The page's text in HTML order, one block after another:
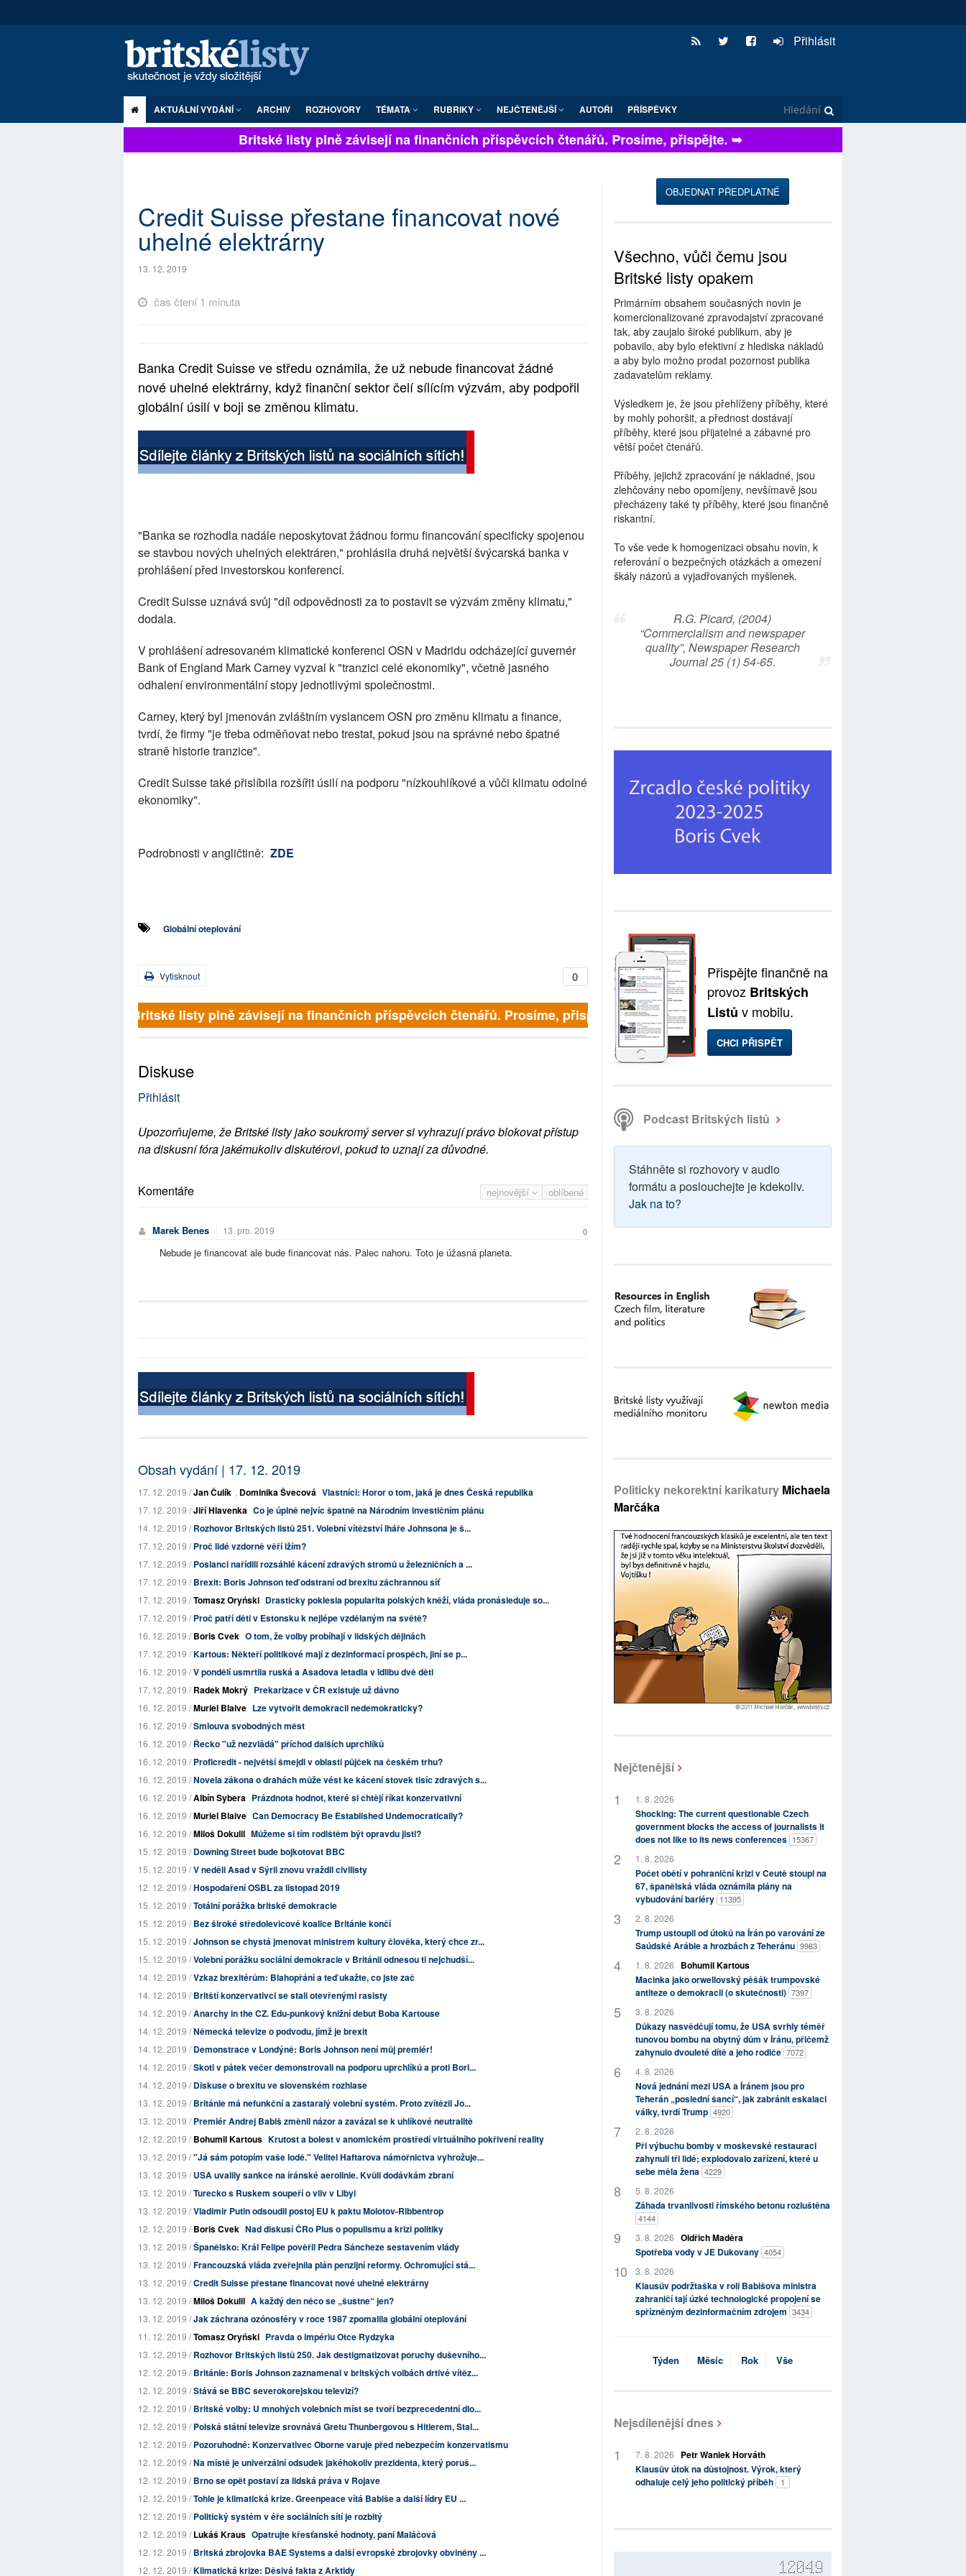
Přihlásit
AKTUÁLNÍ VYDÁNÍ ARCHIV ROZHOVORY TÉMATA RUBRIKY NEJČTENĚJŠÍ AUTOŘI PŘÍSPĚVKY
Britské listy plně závisejí na finančních příspěvcích čtenářů. Prosíme, přispějte. ➥
Credit Suisse přestane financovat nové
uhelné elektrárny
13. 12. 2019
čas čtení 1 minuta
Banka Credit Suisse ve středu oznámila, že už nebude financovat žádné
nové uhelné elektrárny, když finanční sektor čelí sílícím výzvám, aby podpořil
globální úsilí v boji se změnou klimatu.
"Banka se rozhodla nadále neposkytovat žádnou formu financování specificky spojenou
se stavbou nových uhelných elektráren," prohlásila druhá největší švýcarská banka v
prohlášení před investorskou konferencí.
Credit Suisse uznává svůj "díl odpovědnosti za to postavit se výzvám změny klimatu,"
dodala.
V prohlášení adresovaném klimatické konferenci OSN v Madridu odcházející guvernér
Bank of England Mark Carney vyzval k "tranzici celé ekonomiky", včetně jasného
odhalení environmentální stopy jednotlivými společnostmi.
Carney, který byl jmenován zvláštním vyslancem OSN pro změnu klimatu a finance,
tvrdí, že firmy "je třeba odměňovat nebo trestat, pokud jsou na správné nebo špatné
straně historie tranzice".
Credit Suisse také přislíbila rozšířit úsilí na podporu "nízkouhlíkové a vůči klimatu odolné
ekonomiky".
Podrobnosti v angličtině: ZDE
Globální oteplování
0
Vytisknout
Britské listy plně závisejí na finančních příspěvcích čtenářů. Prosíme, přispějte. ➥
Diskuse
Přihlásit
Upozorňujeme, že Britské listy jako soukromý server si vyhrazují právo blokovat přístup
na diskusní fóra jakémukoliv diskutérovi, pokud to uznají za důvodné.
nejnovější oblíbené
Komentáře
Marek Benes 13. pro. 2019 0
Nebude je financovat ale bude financovat nás. Palec nahoru. Toto je úžasná planeta.
Obsah vydání | 17. 12. 2019
17. 12. 2019 /Jan Čulík , Dominika Švecová Vlastníci: Horor o tom, jaká je dnes Česká republika
17. 12. 2019 /Jiří Hlavenka Co je úplně nejvíc špatně na Národním investičním plánu
14. 12. 2019 /Rozhovor Britských listů 251. Volební vítězství lháře Johnsona je š...
17. 12. 2019 /Proč lidé vzdorně věří lžím?
17. 12. 2019 /Poslanci nařídili rozsáhlé kácení zdravých stromů u železničních a ...
17. 12. 2019 /Brexit: Boris Johnson teď odstraní od brexitu záchrannou síť
17. 12. 2019 /Tomasz Oryński Drasticky poklesla popularita polských kněží, vláda pronásleduje so...
17. 12. 2019 /Proč patří děti v Estonsku k nejlépe vzdělaným na světě?
16. 12. 2019 /Boris Cvek O tom, že volby probíhají v lidských dějinách
17. 12. 2019 /Kartous: Někteří politikové mají z dezinformací prospěch, jiní se p...
16. 12. 2019 /V pondělí usmrtila ruská a Asadova letadla v Idlibu dvě děti
17. 12. 2019 /Radek Mokrý Prekarizace v ČR existuje už dávno
16. 12. 2019 /Muriel Blaive Lze vytvořit demokracii nedemokraticky?
16. 12. 2019 /Smlouva svobodných měst
16. 12. 2019 /Řecko "už nezvládá" příchod dalších uprchlíků
16. 12. 2019 /Proficredit - největší šmejdi v oblasti půjček na českém trhu?
16. 12. 2019 /Novela zákona o drahách může vést ke kácení stovek tisíc zdravých s...
16. 12. 2019 /Albín Sybera Prázdnota hodnot, které si chtějí říkat konzervativní
16. 12. 2019 /Muriel Blaive Can Democracy Be Established Undemocratically?
16. 12. 2019 /Miloš Dokulil Můžeme si tím rodištěm být opravdu jisti?
15. 12. 2019 /Downing Street bude bojkotovat BBC
15. 12. 2019 /V neděli Asad v Sýrii znovu vraždil civilisty
12. 12. 2019 /Hospodaření OSBL za listopad 2019
15. 12. 2019 /Totální porážka britské demokracie
15. 12. 2019 /Bez široké středolevicové koalice Británie končí
15. 12. 2019 /Johnson se chystá jmenovat ministrem kultury člověka, který chce zr...
15. 12. 2019 /Volební porážku sociální demokracie v Británii odnesou ti nejchudší...
14. 12. 2019 /Vzkaz brexitérům: Blahopřání a teď ukažte, co jste zač
14. 12. 2019 /Britští konzervativci se stali otevřenými rasisty
14. 12. 2019 /Anarchy in the CZ. Edu-punkový knižní debut Boba Kartouse
14. 12. 2019 /Německá televize o podvodu, jímž je brexit
14. 12. 2019 /Demonstrace v Londýně: Boris Johnson není můj premiér!
14. 12. 2019 /Skoti v pátek večer demonstrovali na podporu uprchlíků a proti Bori...
14. 12. 2019 /Diskuse o brexitu ve slovenském rozhlase
13. 12. 2019 /Británie má nefunkční a zastaralý volební systém. Proto zvítězil Jo...
13. 12. 2019 /Premiér Andrej Babiš změnil názor a zavázal se k uhlíkové neutralitě
12. 12. 2019 /Bohumil Kartous Krutost a bolest v anomickém prostředí virtuálního pokřivení reality
13. 12. 2019 /"Já sám potopím vaše lodě." Velitel Haftarova námořnictva vyhrožuje...
13. 12. 2019 /USA uvalily sankce na íránské aerolinie. Kvůli dodávkám zbraní
13. 12. 2019 /Turecko s Ruskem soupeří o vliv v Libyi
13. 12. 2019 /Vladimir Putin odsoudil postoj EU k paktu Molotov-Ribbentrop
12. 12. 2019 /Boris Cvek Nad diskusí ČRo Plus o populismu a krizi politiky
13. 12. 2019 /Španělsko: Král Felipe pověřil Pedra Sáncheze sestavením vlády
13. 12. 2019 /Francouzská vláda zveřejnila plán penzijní reformy. Ochromující stá...
13. 12. 2019 /Credit Suisse přestane financovat nové uhelné elektrárny
13. 12. 2019 /Miloš Dokulil A každý den něco se „šustne“ jen?
13. 12. 2019 /Jak záchrana ozónosféry v roce 1987 zpomalila globální oteplování
11. 12. 2019 /Tomasz Oryński Pravda o impériu Otce Rydzyka
13. 12. 2019 /Rozhovor Britských listů 250. Jak destigmatizovat poruchy duševního...
12. 12. 2019 /Británie: Boris Johnson zaznamenal v britských volbách drtivé vítěz...
12. 12. 2019 /Stává se BBC severokorejskou televizí?
12. 12. 2019 /Britské volby: U mnohých volebních míst se tvoří bezprecedentní dlo...
12. 12. 2019 /Polská státní televize srovnává Gretu Thunbergovou s Hitlerem, Stal...
12. 12. 2019 /Pozoruhodné: Konzervativec Oborne varuje před nebezpečím konzervatismu
12. 12. 2019 /Na místě je univerzální odsudek jakéhokoliv prezidenta, který poruš...
12. 12. 2019 /Brno se opět postaví za lidská práva v Rojave
12. 12. 2019 /Tohle je klimatická krize. Greenpeace vítá Babiše a další lídry EU ...
12. 12. 2019 /Politický systém v éře sociálních sítí je rozbitý
12. 12. 2019 /Lukáš Kraus Opatrujte křesťanské hodnoty, paní Maláčová
12. 12. 2019 /Britská zbrojovka BAE Systems a další evropské zbrojovky obviněny ...
12. 12. 2019 /Klimatická krize: Děsivá fakta z Arktidy
OBJEDNAT PŘEDPLATNÉ
Všechno, vůči čemu jsou
Britské listy opakem
Primárním obsahem současných novin je
komercionalizované zpravodajství zpracované
tak, aby zaujalo široké publikum, aby je
pobavilo, aby bylo efektivní z hlediska nákladů
a aby bylo možno prodat pozornost publika
zadavatelům reklamy.
Výsledkem je, že jsou přehlíženy příběhy, které
by mohly pohoršit, a přednost dostávají
příběhy, které jsou přijatelné a zábavné pro
větší počet čtenářů.
Příběhy, jejichž zpracování je nákladné, jsou
zlehčovány nebo opomíjeny, nevšímavě jsou
přecházeny také ty příběhy, které jsou finančně
riskantní.
To vše vede k homogenizaci obsahu novin, k
referování o bezpečných otázkách a omezení
škály názorů a vyjadřovaných myšlenek.
R.G. Picard, (2004)
“Commercialism and newspaper
quality”, Newspaper Research
Journal 25 (1) 54-65.
Přispějte finančně na
provoz Britských
Listů v mobilu.
CHCI PŘISPĚT
Podcast Britských listů
Stáhněte si rozhovory v audio
formátu a poslouchejte je kdekoliv.
Jak na to?
Politicky nekorektní karikatury Michaela
Marčáka
Nejčtenější
1. 8. 2026
Shocking: The current questionable Czech
government blocks the access of journalists it
does not like to its news conferences 15367
1. 8. 2026
Počet obětí v pohraniční krizi v Ceutě stoupl na
67, španělská vláda oznámila plány na
vybudování bariéry 11395
2. 8. 2026
Trump ustoupil od útoků na Írán po varování ze
Saúdské Arábie a hrozbách z Teheránu 9983
1. 8. 2026
Bohumil Kartous
Macinka jako orwellovský pěšák trumpovské
antiteze o demokracii (o skutečnosti) 7397
3. 8. 2026
Důkazy nasvědčují tomu, že USA svrhly téměř
tunovou bombu na obytný dům v Íránu, přičemž
zahynulo dvouleté dítě a jeho rodiče 7072
4. 8. 2026
Nová jednání mezi USA a Íránem jsou pro
Teherán „poslední šancí“, jak zabránit eskalaci
války, tvrdí Trump 4920
2. 8. 2026
Při výbuchu bomby v moskevské restauraci
zahynuli tři lidé; explodovalo zařízení, které u
sebe měla žena 4229
5. 8. 2026
Záhada trvanlivosti římského betonu rozluštěna
4144
3. 8. 2026 Oldřich Maděra
Spotřeba vody v JE Dukovany 4054
3. 8. 2026
Klausův podržtaška v roli Babišova ministra
zahraničí tají úzké technologické propojení se
spřízněným dezinformačním zdrojem 3434
Týden Měsíc Rok Vše
Nejsdílenější dnes
7. 8. 2026
Petr Waniek Horváth
Klausův útok na důstojnost. Výrok, který
odhaluje celý jeho politický příběh
1
12049